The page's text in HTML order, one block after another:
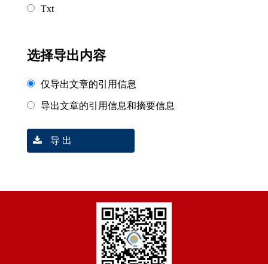
Txt
选择导出内容
仅导出文章的引用信息
导出文章的引用信息和摘要信息
导 出